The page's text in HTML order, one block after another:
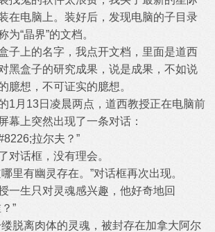
在电脑上。装好后，发现电脑的子目录
为“晶界”的文档。
上的名字，我点开文档，里面是道西
黑盒子的研究成果，说是成果，不如说
臆想，不可证实的臆想。
13日凌晨两点，道西教授正在电脑前
幕上突然出现了一条对话：
拉尔夫？”
话框，没有理会。
有幽灵存在。”对话框再次出现。
生只对灵魂感兴趣，他好奇地回
”
离肉体的灵魂，被封存在加拿大阿尔